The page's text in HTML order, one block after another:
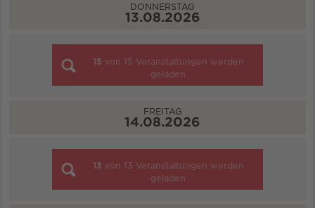
DONNERSTAG
13.08.2026
15 von 15 Veranstaltungen werden
geladen
FREITAG
14.08.2026
13 von 13 Veranstaltungen werden
geladen